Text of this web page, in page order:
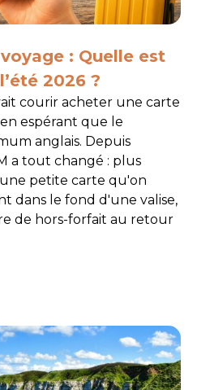
: Quelle est
2026 ?
courir acheter une carte
espérant que le
anglais. Depuis
a tout changé : plus
petite carte qu'on
dans le fond d'une valise,
de hors-forfait au retour